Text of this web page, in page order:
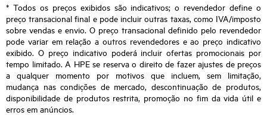
* Todos os preços exibidos são indicativos; o revendedor define o
preço transacional final e pode incluir outras taxas, como IVA/imposto
sobre vendas e envio. O preço transacional definido pelo revendedor
pode variar em relação a outros revendedores e ao preço indicativo
exibido. O preço indicativo poderá incluir ofertas promocionais por
tempo limitado. A HPE se reserva o direito de fazer ajustes de preços
a qualquer momento por motivos que incluem, sem limitação,
mudança nas condições de mercado, descontinuação de produtos,
disponibilidade de produtos restrita, promoção no fim da vida útil e
erros em anúncios.